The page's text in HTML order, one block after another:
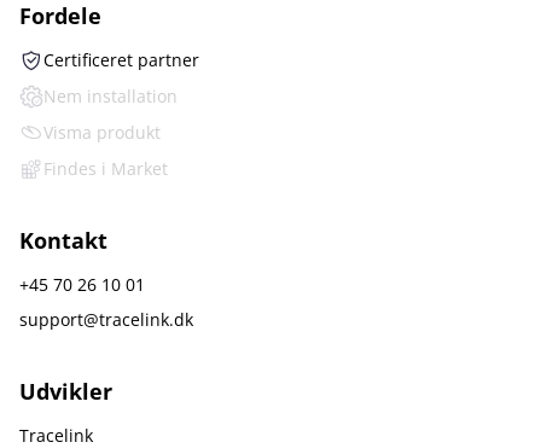
Fordele
Certificeret partner
Nem installation
Visma produkt
Findes i Market
Kontakt
+45 70 26 10 01
support@tracelink.dk
Udvikler
Tracelink